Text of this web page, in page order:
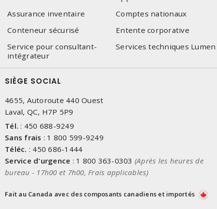
Assurance inventaire
Comptes nationaux
Conteneur sécurisé
Entente corporative
Service pour consultant-
intégrateur
Services techniques Lumen
SIÈGE SOCIAL
4655, Autoroute 440 Ouest
Laval, QC, H7P 5P9
Tél. : 450 688-9249
Sans frais : 1 800 599-9249
Téléc. : 450 686-1444
Service d'urgence : 1 800 363-0303 (Après les heures de
bureau - 17h00 et 7h00, Frais applicables)
Fait au Canada avec des composants canadiens et importés